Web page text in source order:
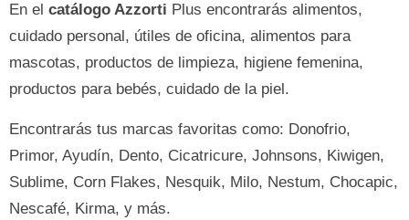
En el catálogo Azzorti Plus encontrarás alimentos,
cuidado personal, útiles de oficina, alimentos para
mascotas, productos de limpieza, higiene femenina,
productos para bebés, cuidado de la piel.
Encontrarás tus marcas favoritas como: Donofrio,
Primor, Ayudín, Dento, Cicatricure, Johnsons, Kiwigen,
Sublime, Corn Flakes, Nesquik, Milo, Nestum, Chocapic,
Nescafé, Kirma, y más.